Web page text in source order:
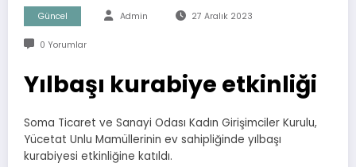
Güncel Admin 27 Aralık 2023
0 Yorumlar
Yılbaşı kurabiye etkinliği
Soma Ticaret ve Sanayi Odası Kadın Girişimciler Kurulu,
Yücetat Unlu Mamüllerinin ev sahipliğinde yılbaşı
kurabiyesi etkinliğine katıldı.